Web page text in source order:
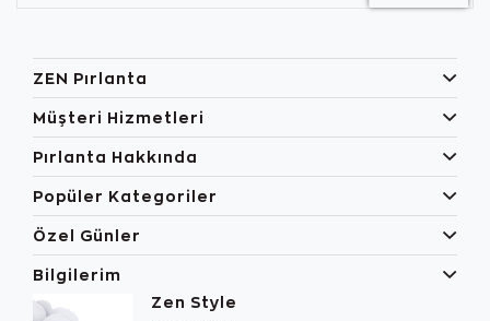
ZEN Pırlanta
Müşteri Hizmetleri
Pırlanta Hakkında
Popüler Kategoriler
Özel Günler
Bilgilerim
Zen Style